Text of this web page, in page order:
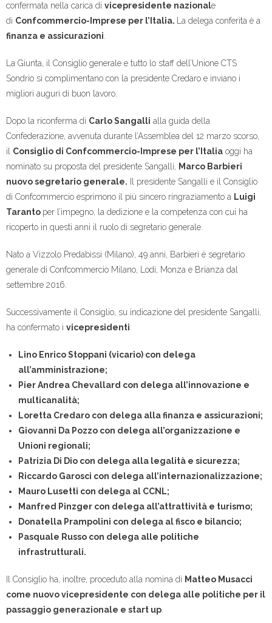
confermata nella carica di vicepresidente nazionale
di Confcommercio-Imprese per l’Italia.
La delega conferita è a
finanza e assicurazioni
La Giunta, il Consiglio generale e tutto lo staff dell’Unione CTS
Sondrio si complimentano con la presidente Credaro e inviano i
migliori auguri di buon lavoro.
Dopo la riconferma di Carlo Sangalli alla guida della
Confederazione, avvenuta durante l’Assemblea del 12 marzo scorso,
il Consiglio di Confcommercio-Imprese per l’Italia oggi ha
nominato su proposta del presidente Sangalli,
Marco Barbieri
nuovo segretario generale. Il presidente Sangalli e il Consiglio
di Confcommercio esprimono il più sincero ringraziamento a Luigi
Taranto per l’impegno, la dedizione e la competenza con cui ha
ricoperto in questi anni il ruolo di segretario generale.
Nato a Vizzolo Predabissi (Milano), 49 anni, Barbieri è segretario
generale di Confcommercio Milano, Lodi, Monza e Brianza dal
settembre 2016.
Successivamente il Consiglio, su indicazione del presidente Sangalli,
ha confermato i vicepresidenti:
Lino Enrico Stoppani (vicario) con delega
all’amministrazione;
Pier Andrea Chevallard con delega all’innovazione e
multicanalità;
Loretta Credaro con delega alla finanza e assicurazioni;
Giovanni Da Pozzo con delega all’organizzazione e
Unioni regionali;
Patrizia Di Dio con delega alla legalità e sicurezza;
Riccardo Garosci con delega all’internazionalizzazione;
Mauro Lusetti con delega al CCNL;
Manfred Pinzger con delega all’attrattività e turismo;
Donatella Prampolini con delega al fisco e bilancio;
Pasquale Russo con delega alle politiche
infrastrutturali.
Il Consiglio ha, inoltre, proceduto alla nomina di Matteo Musacci
come nuovo vicepresidente con delega alle politiche per il
passaggio generazionale e start up